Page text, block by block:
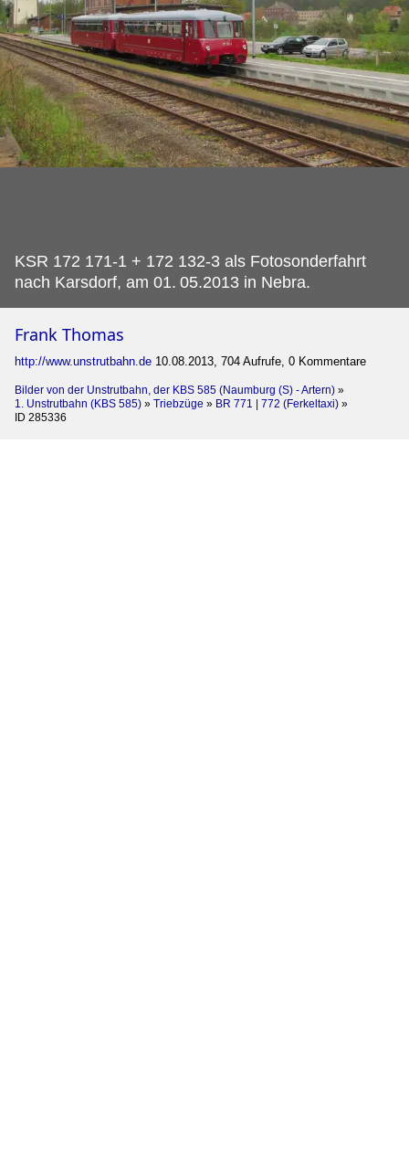
KSR 172 171-1 + 172 132-3 als Fotosonderfahrt
nach Karsdorf, am 01. 05.2013 in Nebra.
Frank Thomas
http://www.unstrutbahn.de 10.08.2013, 704 Aufrufe, 0 Kommentare
Bilder von der Unstrutbahn, der KBS 585 (Naumburg (S) - Artern) »
1. Unstrutbahn (KBS 585) » Triebzüge » BR 771 | 772 (Ferkeltaxi) »
ID 285336